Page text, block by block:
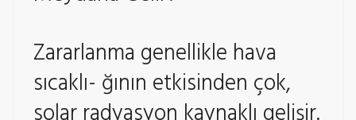
Zararlanma genellikle hava
sıcaklı- ğının etkisinden çok,